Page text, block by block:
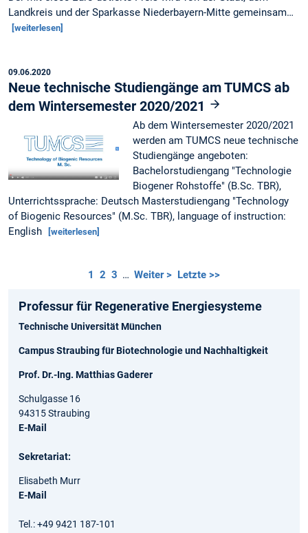
Landkreis und der Sparkasse Niederbayern-Mitte gemeinsam…
[weiterlesen]
09.06.2020
Neue technische Studiengänge am TUMCS ab
dem Wintersemester 2020/2021
Ab dem Wintersemester 2020/2021
werden am TUMCS neue technische
Studiengänge angeboten:
Bachelorstudiengang "Technologie
Biogener Rohstoffe" (B.Sc. TBR),
Unterrichtssprache: Deutsch Masterstudiengang "Technology
of Biogenic Resources" (M.Sc. TBR), language of instruction:
English
[weiterlesen]
1 2 3 … Weiter > Letzte >>
Professur für Regenerative Energiesysteme
Technische Universität München
Campus Straubing für Biotechnologie und Nachhaltigkeit
Prof. Dr.-Ing. Matthias Gaderer
Schulgasse 16
94315 Straubing
E-Mail
Sekretariat:
Elisabeth Murr
E-Mail
Tel.: +49 9421 187-101